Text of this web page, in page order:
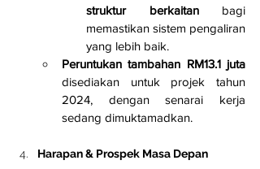
struktur berkaitan bagi
memastikan sistem pengaliran
yang lebih baik.
Peruntukan tambahan RM13.1 juta
disediakan untuk projek tahun
2024, dengan senarai kerja
sedang dimuktamadkan.
Harapan & Prospek Masa Depan